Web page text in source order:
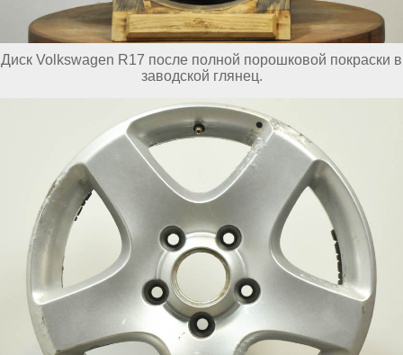
Диск Volkswagen R17 после полной порошковой покраски в
заводской глянец.